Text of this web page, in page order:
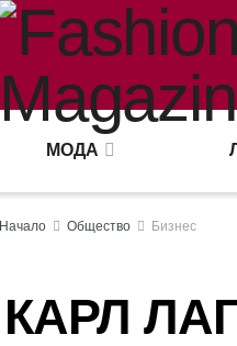
МОДА
Начало Общество Бизнес
КАРЛ